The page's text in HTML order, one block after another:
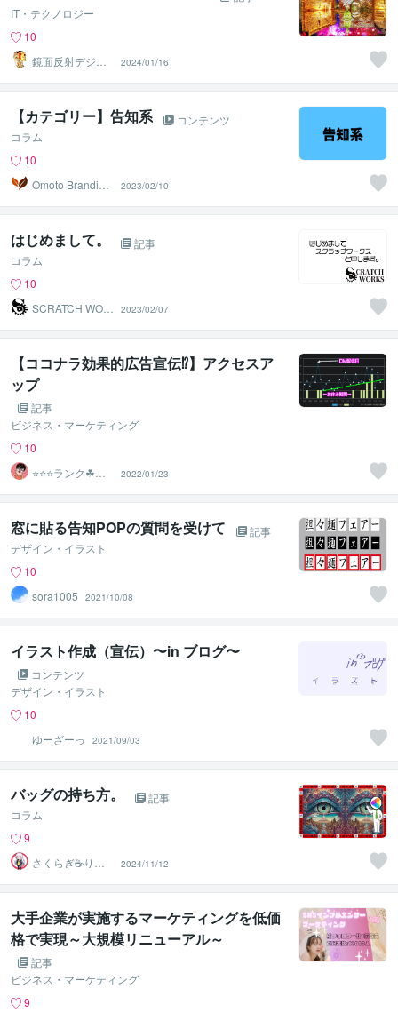
IT・テクノロジー
10
鏡面反射デジタ
ルアート製作所
（鈴木穣）
2024/01/16
【カテゴリー】告知系
コンテンツ
コラム
10
Omoto Branding
2023/02/10
はじめまして。
記事
コラム
10
SCRATCH WOR
2023/02/07
【ココナラ効果的広告宣伝⁉】アクセスア
ップ
記事
ビジネス・マーケティング
10
⭐️⭐️⭐️ランク☘ヤ
フオクマスター
2022/01/23
窓に貼る告知POPの質問を受けて
記事
デザイン・イラスト
10
sora1005
2021/10/08
イラスト作成（宣伝）〜in ブログ〜
コンテンツ
デザイン・イラスト
10
ゆーざーっ
2021/09/03
バッグの持ち方。
記事
コラム
9
さくらぎ☕りょ
う⛎癒やし電話
相談サロン
2024/11/12
大手企業が実施するマーケティングを低価
格で実現～大規模リニューアル～
記事
ビジネス・マーケティング
9